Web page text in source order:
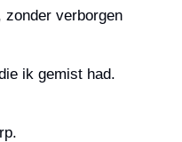
zonder verborgen
ik gemist had.